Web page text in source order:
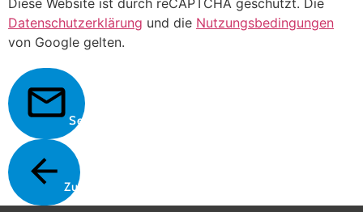
Diese Website ist durch reCAPTCHA geschützt. Die
Datenschutzerklärung und die Nutzungsbedingungen
von Google gelten.
Senden
Zurück